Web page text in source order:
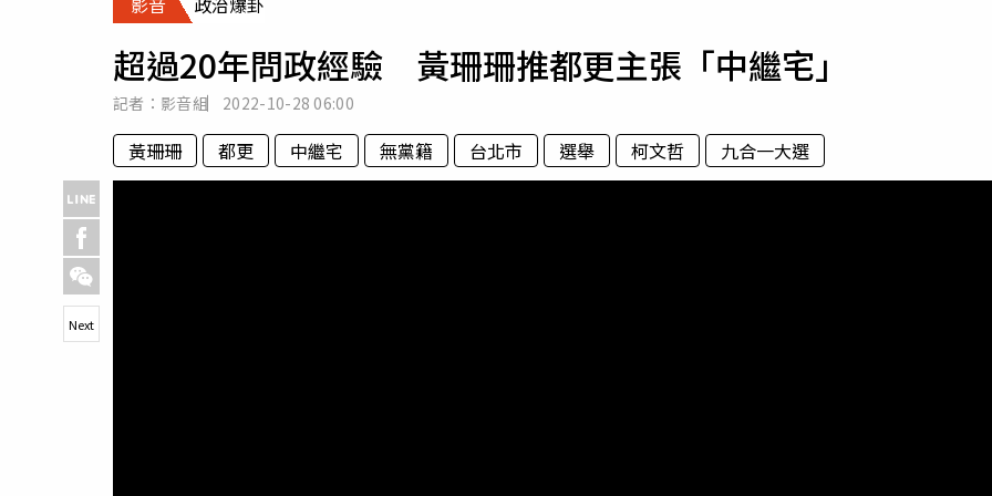
專欄
運勢
梅酒
超過20年問政經驗 黃珊珊推都更主張「中繼宅」
記者：影音組 2022-10-2806:00
黃珊珊 都更 中繼宅 無黨籍 台北市 選舉 柯文哲 九合一大選
Next